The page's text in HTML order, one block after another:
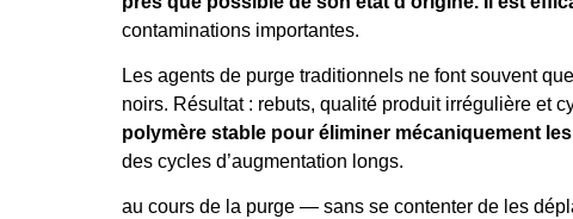
contaminations importantes.
Les agents de purge traditionnels ne font souvent
noirs. Résultat : rebuts, qualité produit irrégulière et
polymère stable pour éliminer mécaniquement
des cycles d’augmentation longs.
au cours de la purge — sans se contenter de les